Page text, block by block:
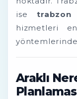
isetrabzon
hizmetleri
Araklı